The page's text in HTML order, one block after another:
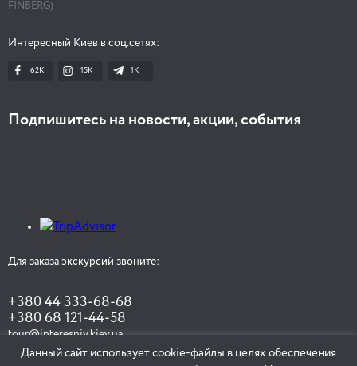
FINBERG)
Интересный Киев в соц.сетях:
62K 15K 1К
Подпишитесь на новости, акции, события
Для заказа экскурсий звоните:
+380 44 333-68-68
+380 68 121-44-58
tour@interesniy.kiev.ua
Данный сайт использует cookie-файлы в целях обеспечения